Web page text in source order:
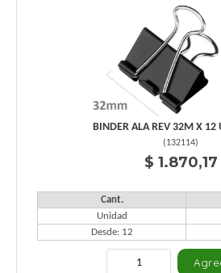
BINDER ALA REV 32M X 12
(132114)
$ 1.870,17
Cant.
Unidad
Desde: 12